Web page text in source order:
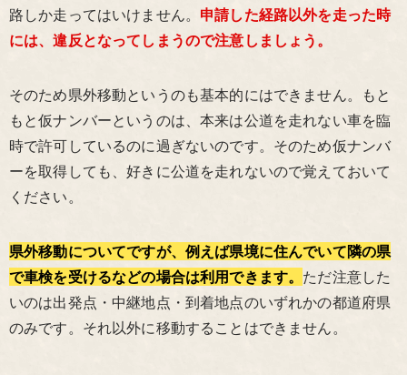
路しか走ってはいけません。 申請した経路以外を走った時
には、違反となってしまうので注意しましょう。
そのため県外移動というのも基本的にはできません。もと
もと仮ナンバーというのは、本来は公道を走れない車を臨
時で許可しているのに過ぎないのです。そのため仮ナンバ
ーを取得しても、好きに公道を走れないので覚えておいて
ください。
県外移動についてですが、例えば県境に住んでいて隣の県
で車検を受けるなどの場合は利用できます。 ただ注意した
いのは出発点・中継地点・到着地点のいずれかの都道府県
のみです。それ以外に移動することはできません。